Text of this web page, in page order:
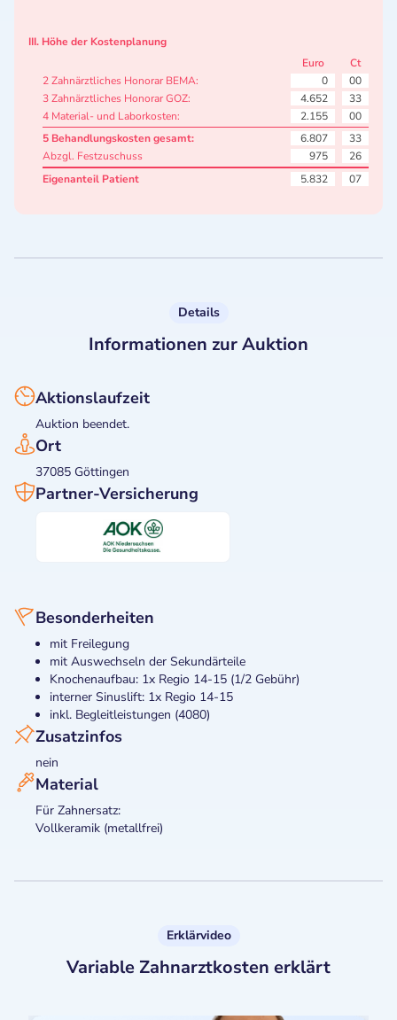
III. Höhe der Kostenplanung
Euro
Ct
2 Zahnärztliches Honorar BEMA:
0
00
3 Zahnärztliches Honorar GOZ:
4.652
33
4 Material- und Laborkosten:
2.155
00
5 Behandlungskosten gesamt:
6.807
33
Abzgl. Festzuschuss
975
26
Eigenanteil Patient
5.832 07
Details
Informationen zur Auktion
Aktionslaufzeit
Auktion beendet.
Ort
37085 Göttingen
Partner-Versicherung
Besonderheiten
mit Freilegung
mit Auswechseln der Sekundärteile
Knochenaufbau: 1x Regio 14-15 (1/2 Gebühr)
interner Sinuslift: 1x Regio 14-15
inkl. Begleitleistungen (4080)
Zusatzinfos
nein
Material
Für Zahnersatz:
Vollkeramik (metallfrei)
Erklärvideo
Variable Zahnarztkosten erklärt